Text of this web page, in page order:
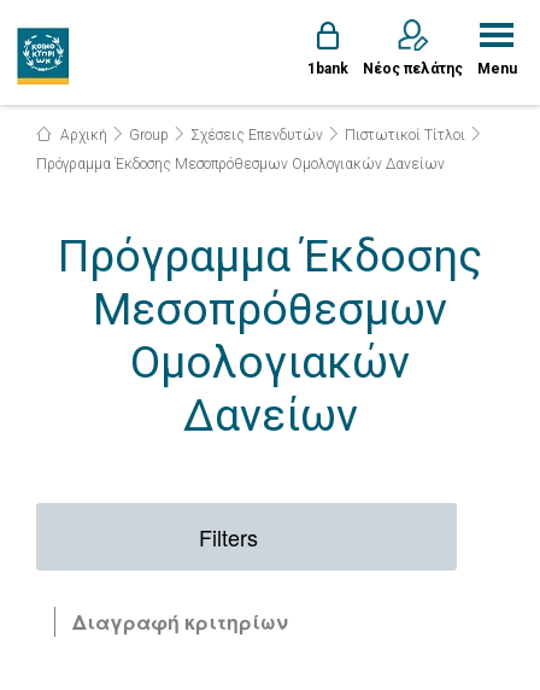
1bank Νέος πελάτης Menu
Αρχική Group Σχέσεις Επενδυτών
Πιστωτικοί Τίτλοι
Πρόγραμμα Έκδοσης Μεσοπρόθεσμων Ομολογιακών Δανείων
Πρόγραμμα Έκδοσης
Μεσοπρόθεσμων
Ομολογιακών
Δανείων
Filters
Διαγραφή κριτηρίων